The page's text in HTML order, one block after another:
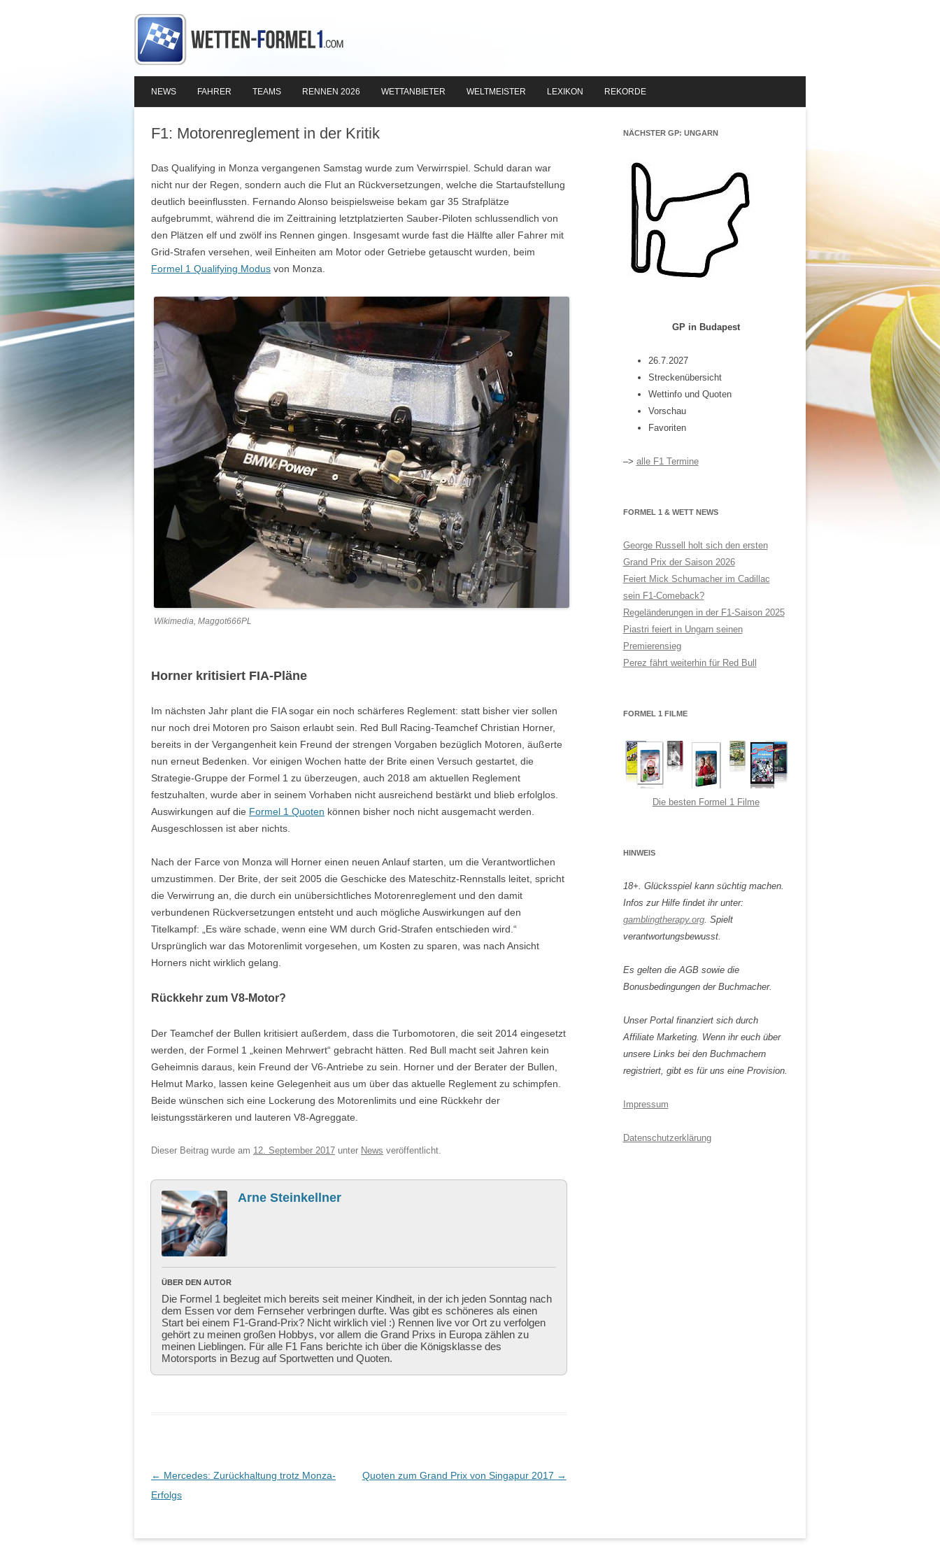
Inhalt
NEWS FAHRER TEAMS RENNEN 2026 WETTANBIETER WELTMEISTER LEXIKON REKORDE
F1: Motorenreglement in der Kritik
Das Qualifying in Monza vergangenen Samstag wurde zum Verwirrspiel. Schuld daran war
nicht nur der Regen, sondern auch die Flut an Rückversetzungen, welche die Startaufstellung
deutlich beeinflussten. Fernando Alonso beispielsweise bekam gar 35 Strafplätze
aufgebrummt, während die im Zeittraining letztplatzierten Sauber-Piloten schlussendlich von
den Plätzen elf und zwölf ins Rennen gingen. Insgesamt wurde fast die Hälfte aller Fahrer mit
Grid-Strafen versehen, weil Einheiten am Motor oder Getriebe getauscht wurden, beim
Formel 1 Qualifying Modus von Monza.
Wikimedia, Maggot666PL
Horner kritisiert FIA-Pläne
Im nächsten Jahr plant die FIA sogar ein noch schärferes Reglement: statt bisher vier sollen
nur noch drei Motoren pro Saison erlaubt sein. Red Bull Racing-Teamchef Christian Horner,
bereits in der Vergangenheit kein Freund der strengen Vorgaben bezüglich Motoren, äußerte
nun erneut Bedenken. Vor einigen Wochen hatte der Brite einen Versuch gestartet, die
Strategie-Gruppe der Formel 1 zu überzeugen, auch 2018 am aktuellen Reglement
festzuhalten, wurde aber in seinem Vorhaben nicht ausreichend bestärkt und blieb erfolglos.
Auswirkungen auf die Formel 1 Quoten können bisher noch nicht ausgemacht werden.
Ausgeschlossen ist aber nichts.
Nach der Farce von Monza will Horner einen neuen Anlauf starten, um die Verantwortlichen
umzustimmen. Der Brite, der seit 2005 die Geschicke des Mateschitz-Rennstalls leitet, spricht
die Verwirrung an, die durch ein unübersichtliches Motorenreglement und den damit
verbundenen Rückversetzungen entsteht und auch mögliche Auswirkungen auf den
Titelkampf: „Es wäre schade, wenn eine WM durch Grid-Strafen entschieden wird.“
Ursprünglich war das Motorenlimit vorgesehen, um Kosten zu sparen, was nach Ansicht
Horners nicht wirklich gelang.
Rückkehr zum V8-Motor?
Der Teamchef der Bullen kritisiert außerdem, dass die Turbomotoren, die seit 2014 eingesetzt
werden, der Formel 1 „keinen Mehrwert“ gebracht hätten. Red Bull macht seit Jahren kein
Geheimnis daraus, kein Freund der V6-Antriebe zu sein. Horner und der Berater der Bullen,
Helmut Marko, lassen keine Gelegenheit aus um über das aktuelle Reglement zu schimpfen.
Beide wünschen sich eine Lockerung des Motorenlimits und eine Rückkehr der
leistungsstärkeren und lauteren V8-Agreggate.
Dieser Beitrag wurde am 12. September 2017 unter News veröffentlicht.
Arne Steinkellner
ÜBER DEN AUTOR
Die Formel 1 begleitet mich bereits seit meiner Kindheit, in der ich jeden Sonntag nach
dem Essen vor dem Fernseher verbringen durfte. Was gibt es schöneres als einen
Start bei einem F1-Grand-Prix? Nicht wirklich viel :) Rennen live vor Ort zu verfolgen
gehört zu meinen großen Hobbys, vor allem die Grand Prixs in Europa zählen zu
meinen Lieblingen. Für alle F1 Fans berichte ich über die Königsklasse des
Motorsports in Bezug auf Sportwetten und Quoten.
Beitragsnavigation
← Mercedes: Zurückhaltung trotz Monza-
Erfolgs
Quoten zum Grand Prix von Singapur 2017 →
NÄCHSTER GP: UNGARN
GP in Budapest
26.7.2027
Streckenübersicht
Wettinfo und Quoten
Vorschau
Favoriten
–> alle F1 Termine
FORMEL 1 & WETT NEWS
George Russell holt sich den ersten
Grand Prix der Saison 2026
Feiert Mick Schumacher im Cadillac
sein F1-Comeback?
Regeländerungen in der F1-Saison 2025
Piastri feiert in Ungarn seinen
Premierensieg
Perez fährt weiterhin für Red Bull
FORMEL 1 FILME
Die besten Formel 1 Filme
HINWEIS
18+. Glücksspiel kann süchtig machen.
Infos zur Hilfe findet ihr unter:
gamblingtherapy.org. Spielt
verantwortungsbewusst.
Es gelten die AGB sowie die
Bonusbedingungen der Buchmacher.
Unser Portal finanziert sich durch
Affiliate Marketing. Wenn ihr euch über
unsere Links bei den Buchmachern
registriert, gibt es für uns eine Provision.
Impressum
Datenschutzerklärung